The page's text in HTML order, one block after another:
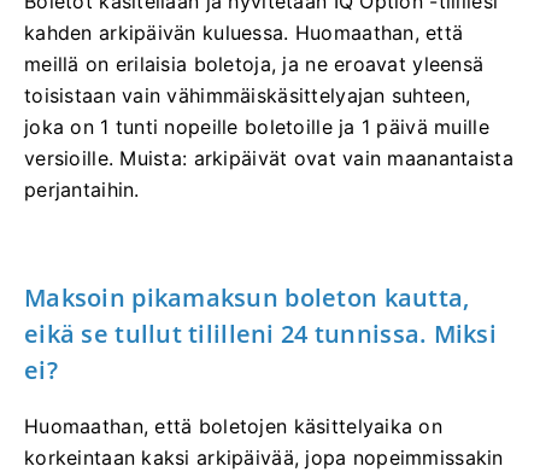
kahden arkipäivän kuluessa. Huomaathan, että
meillä on erilaisia ​​boletoja, ja ne eroavat yleensä
toisistaan ​​vain vähimmäiskäsittelyajan suhteen,
joka on 1 tunti nopeille boletoille ja 1 päivä muille
versioille. Muista: arkipäivät ovat vain maanantaista
perjantaihin.
Maksoin pikamaksun boleton kautta,
eikä se tullut tililleni 24 tunnissa. Miksi
ei?
Huomaathan, että boletojen käsittelyaika on
korkeintaan kaksi arkipäivää, jopa nopeimmissakin